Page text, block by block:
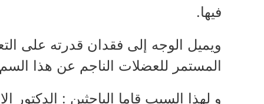
فيها.
ويميل الوجه إلى فقدان قدرته على
المستمر للعضلات الناجم عن هذا
و لهذا السبب قاما الباحثين : الدكتور